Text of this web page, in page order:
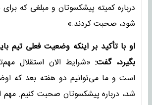
درباره ‌کمیته پیشکسوتان و مبلغی که
شود، صحبت کردند.»
او با تأکید بر اینکه وضعیت فعلی تیم
بگیرد، گفت: «شرایط الان استقلال
است و ما می‌توانیم دو هفته بعد که
شد، درباره پیشکسوتان صحبت کنیم. مهم